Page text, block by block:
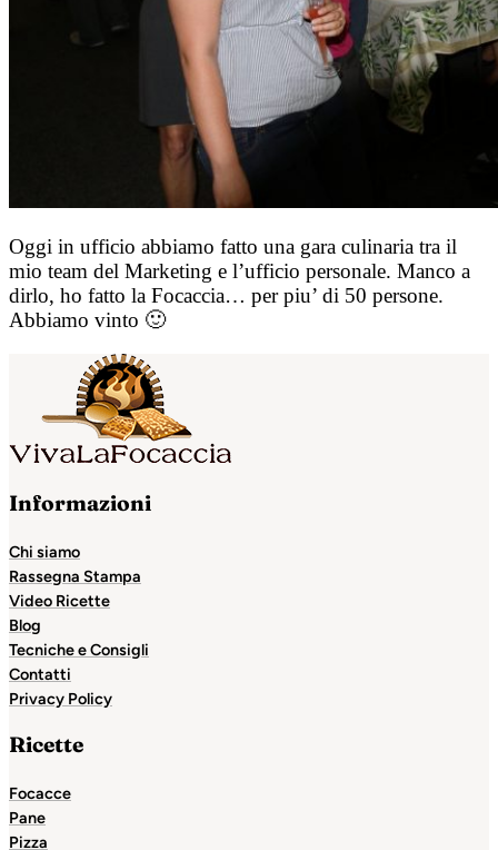
Oggi in ufficio abbiamo fatto una gara culinaria tra il
mio team del Marketing e l’ufficio personale. Manco a
dirlo, ho fatto la Focaccia… per piu’ di 50 persone.
Abbiamo vinto 🙂
Informazioni
Chi siamo
Rassegna Stampa
Video Ricette
Blog
Tecniche e Consigli
Contatti
Privacy Policy
Ricette
Focacce
Pane
Pizza